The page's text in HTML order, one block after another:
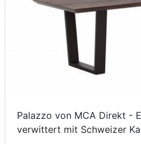
Palazzo von MCA Direkt -
verwittert mit Schweizer